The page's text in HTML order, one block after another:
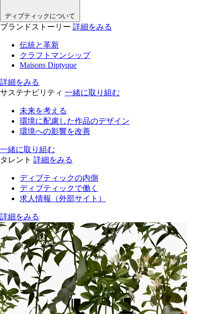
ディプティックについて
ブランドストーリー 詳細をみる
伝統と革新
クラフトマンシップ
Maisons Diptyque
詳細をみる
サステナビリティ 一緒に取り組む
未来を考える
環境に配慮した作品のデザイン
環境への影響を改善
一緒に取り組む
タレント 詳細をみる
ディプティックの内側
ディプティックで働く
求人情報（外部サイト）
詳細をみる